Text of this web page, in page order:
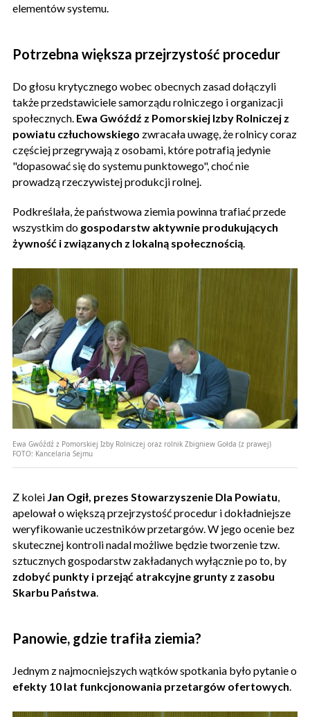
elementów systemu.
Potrzebna większa przejrzystość procedur
Do głosu krytycznego wobec obecnych zasad dołączyli
także przedstawiciele samorządu rolniczego i organizacji
społecznych. Ewa Gwóźdź z Pomorskiej Izby Rolniczej z
powiatu człuchowskiego zwracała uwagę, że rolnicy coraz
częściej przegrywają z osobami, które potrafią jedynie
"dopasować się do systemu punktowego", choć nie
prowadzą rzeczywistej produkcji rolnej.
Podkreślała, że państwowa ziemia powinna trafiać przede
wszystkim do gospodarstw aktywnie produkujących
żywność i związanych z lokalną społecznością
Ewa Gwóźdź z Pomorskiej Izby Rolniczej oraz rolnik Zbigniew Gołda (z prawej)
FOTO: Kancelaria Sejmu
Z kolei Jan Ogił, prezes Stowarzyszenie Dla Powiatu
apelował o większą przejrzystość procedur i dokładniejsze
weryfikowanie uczestników przetargów. W jego ocenie bez
skutecznej kontroli nadal możliwe będzie tworzenie tzw.
sztucznych gospodarstw zakładanych wyłącznie po to, by
zdobyć punkty i przejąć atrakcyjne grunty z zasobu
Skarbu Państwa
Panowie, gdzie trafiła ziemia?
Jednym z najmocniejszych wątków spotkania było pytanie o
efekty 10 lat funkcjonowania przetargów ofertowych